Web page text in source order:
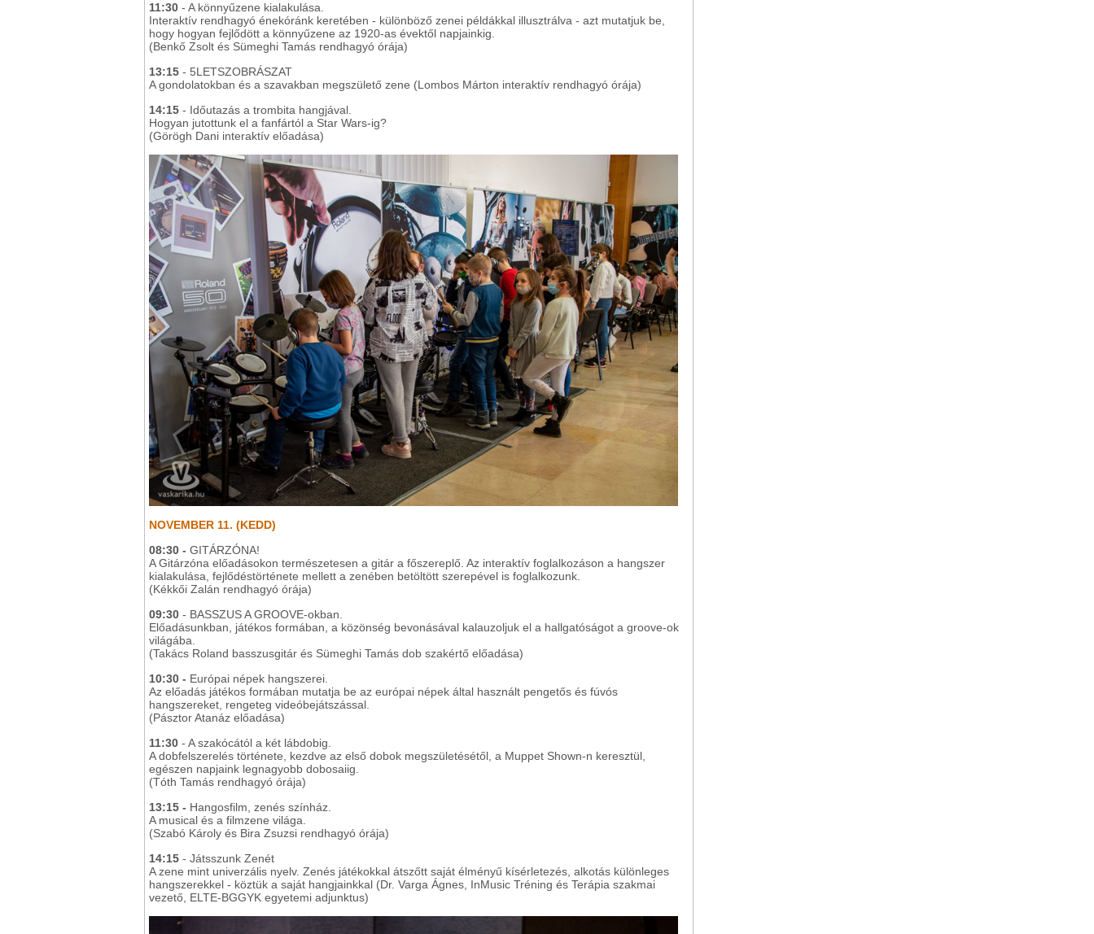
11:30 - A könnyűzene kialakulása.
Interaktív rendhagyó énekóránk keretében - különböző zenei példákkal illusztrálva - azt mutatjuk be,
hogy hogyan fejlődött a könnyűzene az 1920-as évektől napjainkig.
(Benkő Zsolt és Sümeghi Tamás rendhagyó órája)
13:15 - 5LETSZOBRÁSZAT
A gondolatokban és a szavakban megszülető zene (Lombos Márton interaktív rendhagyó órája)
14:15 - Időutazás a trombita hangjával.
Hogyan jutottunk el a fanfártól a Star Wars-ig?
(Görögh Dani interaktív előadása)
NOVEMBER 11. (KEDD)
08:30 - GITÁRZÓNA!
A Gitárzóna előadásokon természetesen a gitár a főszereplő. Az interaktív foglalkozáson a hangszer
kialakulása, fejlődéstörténete mellett a zenében betöltött szerepével is foglalkozunk.
(Kékkői Zalán rendhagyó órája)
09:30 - BASSZUS A GROOVE-okban.
Előadásunkban, játékos formában, a közönség bevonásával kalauzoljuk el a hallgatóságot a groove-ok
világába.
(Takács Roland basszusgitár és Sümeghi Tamás dob szakértő előadása)
10:30 - Európai népek hangszerei.
Az előadás játékos formában mutatja be az európai népek által használt pengetős és fúvós
hangszereket, rengeteg videóbejátszással.
(Pásztor Atanáz előadása)
11:30 - A szakócától a két lábdobig.
A dobfelszerelés története, kezdve az első dobok megszületésétől, a Muppet Shown-n keresztül,
egészen napjaink legnagyobb dobosaiig.
(Tóth Tamás rendhagyó órája)
13:15 - Hangosfilm, zenés színház.
A musical és a filmzene világa.
(Szabó Károly és Bira Zsuzsi rendhagyó órája)
14:15 - Játsszunk Zenét
A zene mint univerzális nyelv. Zenés játékokkal átszőtt saját élményű kísérletezés, alkotás különleges
hangszerekkel - köztük a saját hangjainkkal (Dr. Varga Ágnes, InMusic Tréning és Terápia szakmai
vezető, ELTE-BGGYK egyetemi adjunktus)